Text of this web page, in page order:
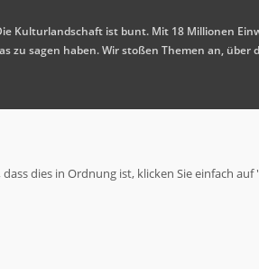
Kulturlandschaft ist bunt. Mit 18 Millionen
zu sagen haben. Wir stoßen Themen an, über
dies in Ordnung ist, klicken Sie einfach